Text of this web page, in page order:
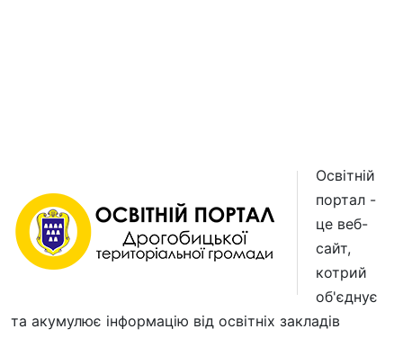
Освітній
портал -
це веб-
сайт,
котрий
об'єднує
та акумулює інформацію від освітніх закладів